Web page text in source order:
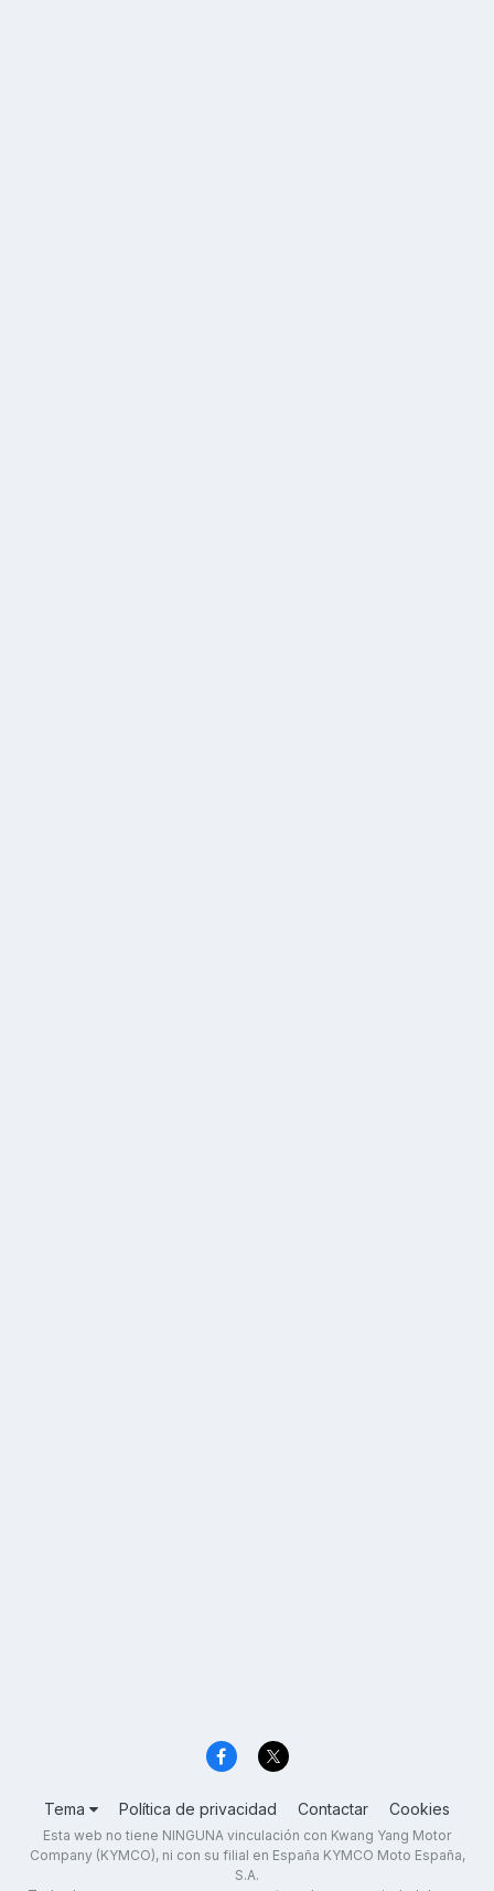
Tema Política de privacidad Contactar Cookies
Esta web no tiene NINGUNA vinculación con Kwang Yang Motor
Company (KYMCO), ni con su filial en España KYMCO Moto España,
S.A.